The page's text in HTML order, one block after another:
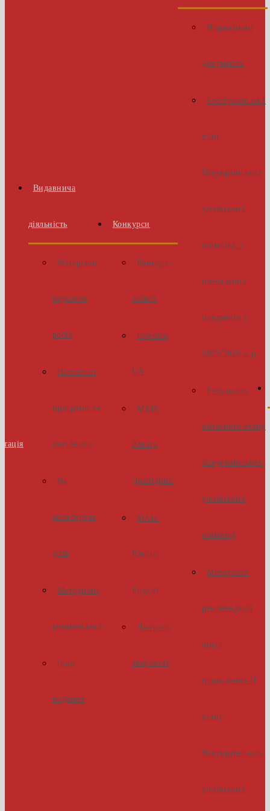
Видавнича
діяльність
Матеріали
наукових
робіт
Навчальні
програми та
посібники
На
мольбертах
днів
Методичні
рекомендації
Інші
видання
Конкурси
Конкурс-
захист
Inventor
UA
МАН-
Юніор
Дослідник
МАН-
Юніор
Ерудит
Джерело
творчості
Нормативні
документи
Реєстрація на І
етап
Всеукраїнських
учнівських
олімпіад з
навчальних
предметів у
2025/2026 н.р
Результати
обласного етапу
Всеукраїнських
учнівських
олімпіад
Методичні
рекомендації
щодо
проведення ІІ
етапу
Всеукраїнських
учнівських